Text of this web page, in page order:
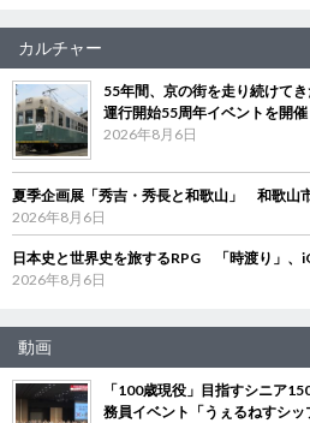
カルチャー
55年間、京の街を走り続けて
運行開始55周年イベントを開催
2026年8月6日
夏季企画展「秀吉・秀長と和歌山」 和歌山
2026年8月6日
日本史と世界史を旅するRPG 「時渡り」、
2026年8月6日
動画
「100歳現役」目指すシニア
務員イベント「うぇるねすシッ